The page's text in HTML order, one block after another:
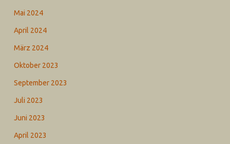
Mai 2024
April 2024
März 2024
Oktober 2023
September 2023
Juli 2023
Juni 2023
April 2023